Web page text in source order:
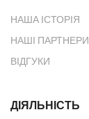
НАША ІСТОРІЯ
НАШІ ПАРТНЕРИ
ВІДГУКИ
ДІЯЛЬНІСТЬ